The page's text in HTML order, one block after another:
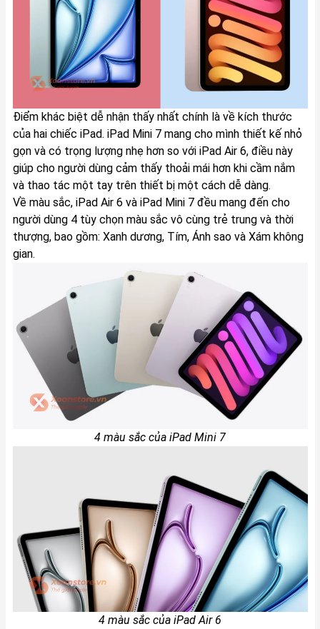
Điểm khác biệt dễ nhận thấy nhất chính là về kích thước
của hai chiếc iPad. iPad Mini 7 mang cho mình thiết kế nhỏ
gọn và có trọng lượng nhẹ hơn so với iPad Air 6, điều này
giúp cho người dùng cảm thấy thoải mái hơn khi cầm nắm
và thao tác một tay trên thiết bị một cách dễ dàng.
Về màu sắc, iPad Air 6 và iPad Mini 7 đều mang đến cho
người dùng 4 tùy chọn màu sắc vô cùng trẻ trung và thời
thượng, bao gồm: Xanh dương, Tím, Ánh sao và Xám không
gian.
4 màu sắc của iPad Mini 7
4 màu sắc của iPad Air 6